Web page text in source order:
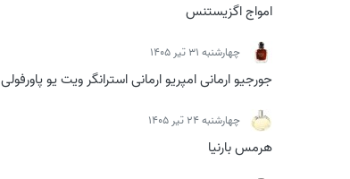
امواج اگزیستنس
چهارشنبه 31 تیر 1405
جورجیو ارمانی امپریو ارمانی استرانگر ویت یو پاورفولی
چهارشنبه 24 تیر 1405
هرمس بارنیا